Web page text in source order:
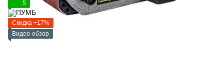
5
Скидка −17%
Видео-обзор